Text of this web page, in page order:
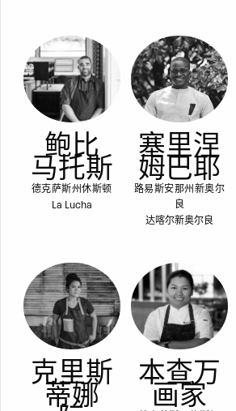
鲍比
马托斯
德克萨斯州休斯顿
La Lucha
塞里涅
姆巴耶
路易斯安那州新奥尔
良
达喀尔新奥尔良
克里斯
蒂娜
本查万
画家